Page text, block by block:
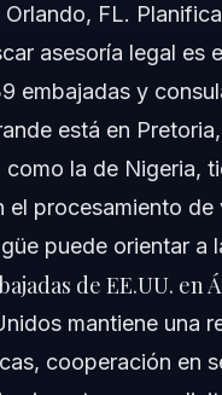
de EE.UU. hay en África?
su embajada en Nigeria?
seguro de África para
de embajadas de
FL.
asesoría legal es
embajadas y
está en
la de Nigeria,
el procesamiento de
puede orientar a
de EE.UU. en
mantiene una
cooperación en